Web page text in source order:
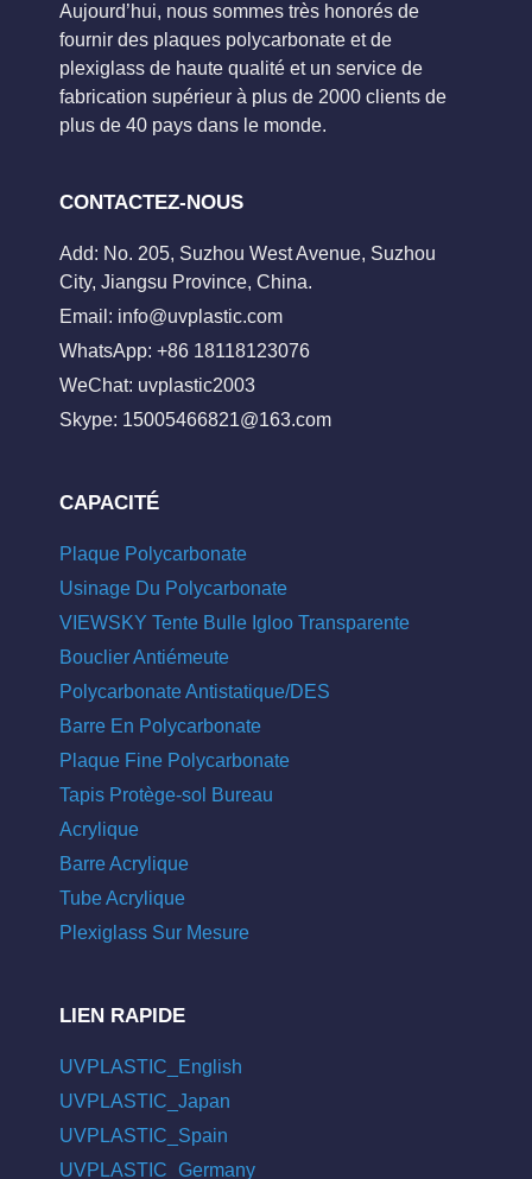
Aujourd’hui, nous sommes très honorés de
fournir des plaques polycarbonate et de
plexiglass de haute qualité et un service de
fabrication supérieur à plus de 2000 clients de
plus de 40 pays dans le monde.
CONTACTEZ-NOUS
Add: No. 205, Suzhou West Avenue, Suzhou
City, Jiangsu Province, China.
Email: info@uvplastic.com
WhatsApp: +86 18118123076
WeChat: uvplastic2003
Skype: 15005466821@163.com
CAPACITÉ
Plaque Polycarbonate
Usinage Du Polycarbonate
VIEWSKY Tente Bulle Igloo Transparente
Bouclier Antiémeute
Polycarbonate Antistatique/DES
Barre En Polycarbonate
Plaque Fine Polycarbonate
Tapis Protège-sol Bureau
Acrylique
Barre Acrylique
Tube Acrylique
Plexiglass Sur Mesure
LIEN RAPIDE
UVPLASTIC_English
UVPLASTIC_Japan
UVPLASTIC_Spain
UVPLASTIC_Germany